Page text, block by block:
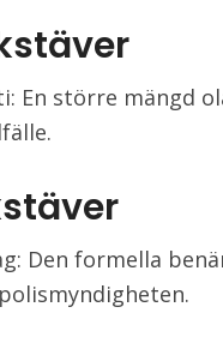
En större mängd
Den formella